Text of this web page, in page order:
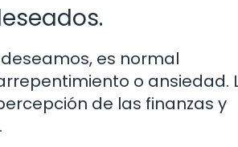
es normal
o ansiedad.
de las finanzas y